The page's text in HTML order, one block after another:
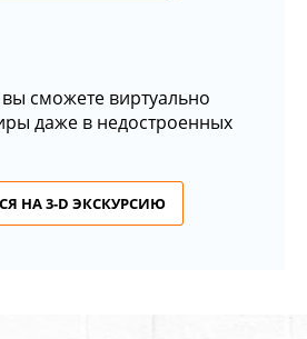
сможете виртуально
даже в недостроенных
НА 3-D ЭКСКУРСИЮ